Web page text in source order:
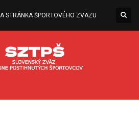
STRÁNKA ŠPORTOVÉHO ZVÄZU